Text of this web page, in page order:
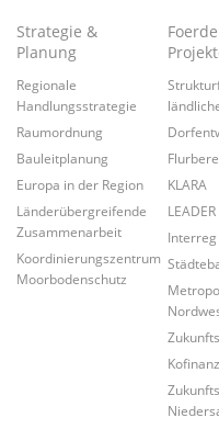
Strategie &
Planung
Regionale
Handlungsstrategie
Raumordnung
Bauleitplanung
Europa in der Region
Länderübergreifende
Zusammenarbeit
Koordinierungszentrum
Moorbodenschutz
KLARA
LEADER
Interreg